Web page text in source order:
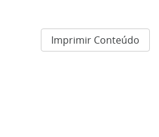
Imprimir Conteúdo